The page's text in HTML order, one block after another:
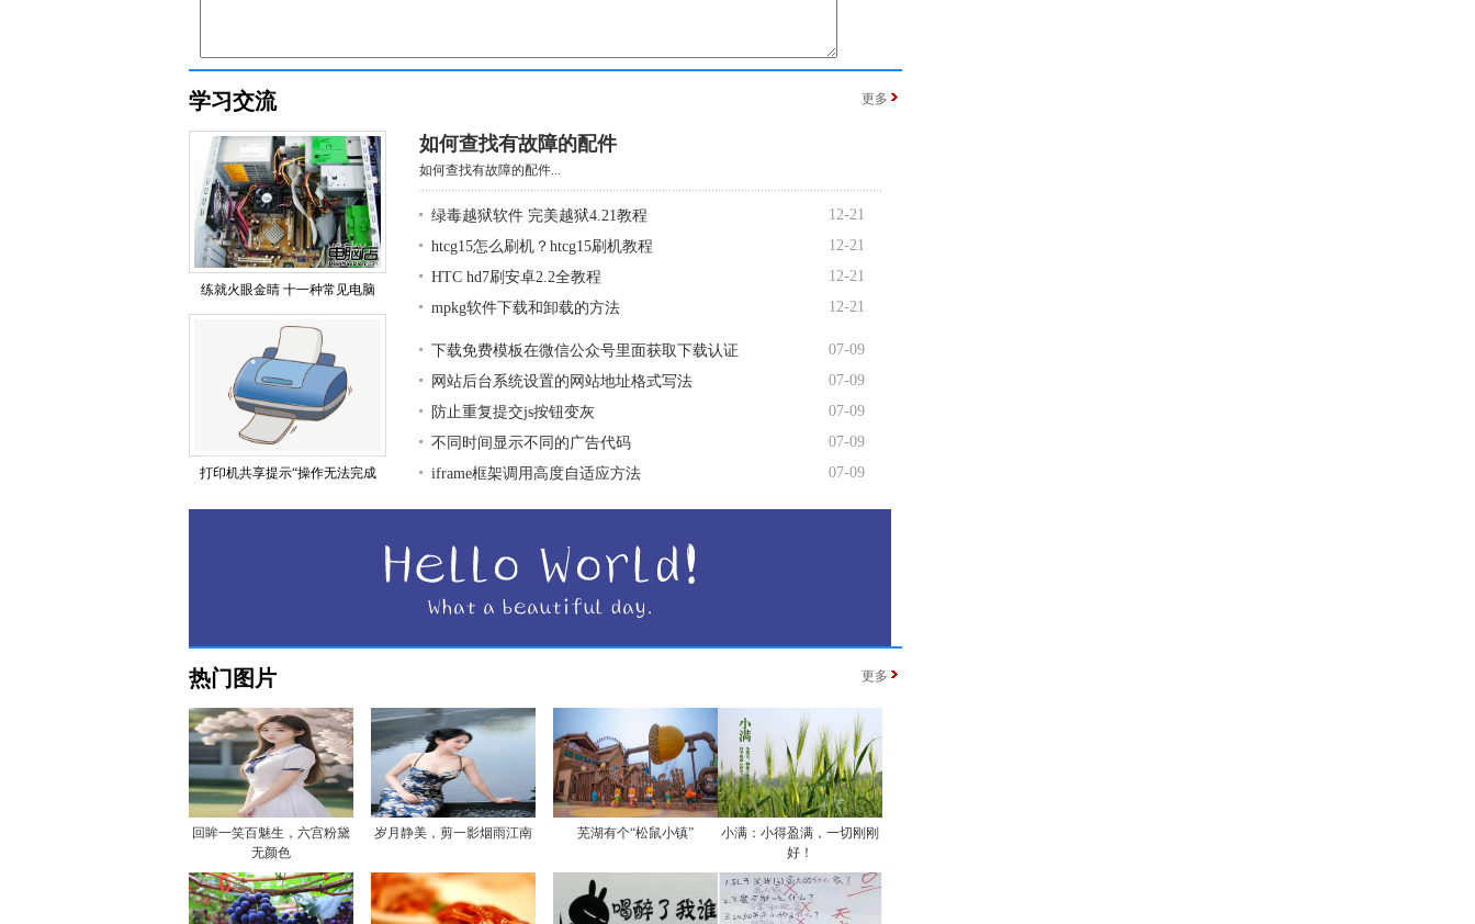
学习交流 更多
练就火眼金睛 十一种常见电脑
打印机共享提示“操作无法完成
如何查找有故障的配件
如何查找有故障的配件...
绿毒越狱软件 完美越狱4.21教程
12-21
htcg15怎么刷机？htcg15刷机教程
12-21
HTC hd7刷安卓2.2全教程
12-21
mpkg软件下载和卸载的方法
12-21
下载免费模板在微信公众号里面获取下载认证
07-09
网站后台系统设置的网站地址格式写法
07-09
防止重复提交js按钮变灰
07-09
不同时间显示不同的广告代码
07-09
iframe框架调用高度自适应方法
07-09
热门图片 更多
回眸一笑百魅生，六宫粉黛
无颜色
岁月静美，剪一影烟雨江南 芜湖有个“松鼠小镇”
小满：小得盈满，一切刚刚
好！